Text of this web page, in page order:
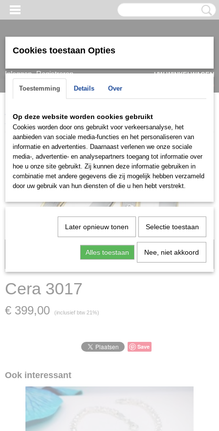
Inloggen Registreren
UW WINKELWAGEN
(0)
Home > > Trouwringen / Wedding Cera collectie
3017
Let op: het kan voorkomen dat het product onlangs in de zaak is
verkocht; in dat geval nemen wij contact met u op.
Cera 3017
€ 399,00 (inclusief btw 21%)
Save
Ook interessant
Cookies toestaan Opties
Toestemming Details Over
Op deze website worden cookies gebruikt
Cookies worden door ons gebruikt voor verkeersanalyse, het
aanbieden van sociale media-functies en het personaliseren van
informatie en advertenties. Daarnaast verlenen we onze sociale
media-, advertentie- en analysepartners toegang tot informatie over
hoe u onze site gebruikt. Zij kunnen deze informatie gebruiken in
combinatie met andere gegevens die zij mogelijk hebben verzameld
door uw gebruik van hun diensten of die u hen hebt verstrekt.
Later opnieuw tonen Selectie toestaan
Alles toestaan Nee, niet akkoord